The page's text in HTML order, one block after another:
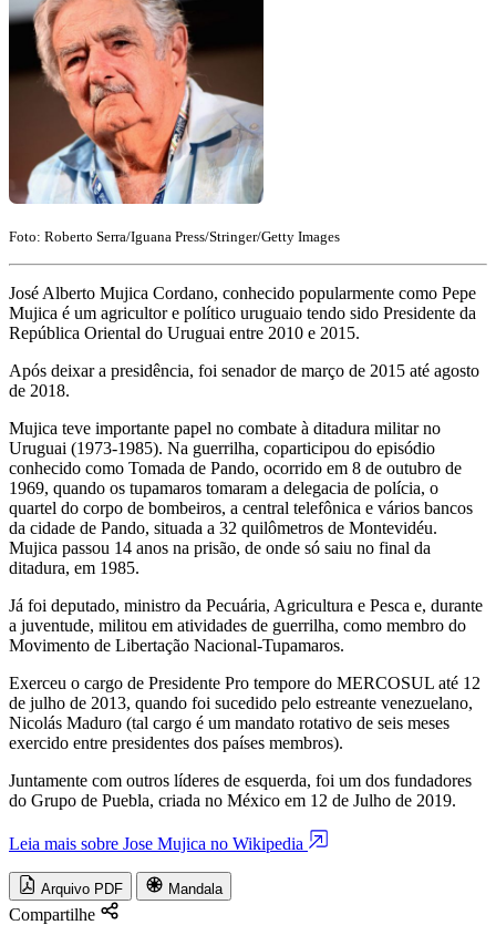
Foto: Roberto Serra/Iguana Press/Stringer/Getty Images
José Alberto Mujica Cordano, conhecido popularmente como Pepe
Mujica é um agricultor e político uruguaio tendo sido Presidente da
República Oriental do Uruguai entre 2010 e 2015.
Após deixar a presidência, foi senador de março de 2015 até agosto
de 2018.
Mujica teve importante papel no combate à ditadura militar no
Uruguai (1973-1985). Na guerrilha, coparticipou do episódio
conhecido como Tomada de Pando, ocorrido em 8 de outubro de
1969, quando os tupamaros tomaram a delegacia de polícia, o
quartel do corpo de bombeiros, a central telefônica e vários bancos
da cidade de Pando, situada a 32 quilômetros de Montevidéu.
Mujica passou 14 anos na prisão, de onde só saiu no final da
ditadura, em 1985.
Já foi deputado, ministro da Pecuária, Agricultura e Pesca e, durante
a juventude, militou em atividades de guerrilha, como membro do
Movimento de Libertação Nacional-Tupamaros.
Exerceu o cargo de Presidente Pro tempore do MERCOSUL até 12
de julho de 2013, quando foi sucedido pelo estreante venezuelano,
Nicolás Maduro (tal cargo é um mandato rotativo de seis meses
exercido entre presidentes dos países membros).
Juntamente com outros líderes de esquerda, foi um dos fundadores
do Grupo de Puebla, criada no México em 12 de Julho de 2019.
Leia mais sobre Jose Mujica no Wikipedia
Arquivo PDF Mandala
Compartilhe